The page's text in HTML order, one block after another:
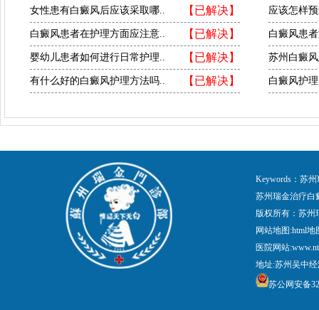
【已解决】
女性患有白癜风后应该采取哪..
【已解决】
白癜风患者在护理方面应注意..
【已解决】
婴幼儿患者如何进行日常护理..
【已解决】
有什么好的白癜风护理方法吗..
应该怎样
白癜风患
苏州白癜
白癜风护
Keywords：苏
苏州瑞金治疗白
版权所有：苏
网站地图:html地
医院网站
地址:苏州吴中
苏公网安备